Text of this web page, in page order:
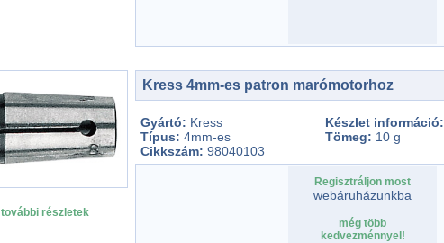
további részletek
Kress 4mm-es patron marómotorhoz
Gyártó: Kress
Típus: 4mm-es
Cikkszám: 98040103
Készlet információ:
Tömeg: 10 g
Regisztráljon most
webáruházunkba
még több
kedvezménnyel!